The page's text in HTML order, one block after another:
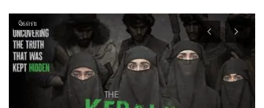
ସିନେମା